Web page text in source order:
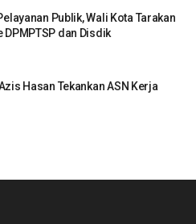
Publik, Wali Kota Tarakan
DPMPTSP dan Disdik
Hasan Tekankan ASN Kerja